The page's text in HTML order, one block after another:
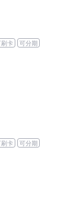
卡
可分期
卡
可分期